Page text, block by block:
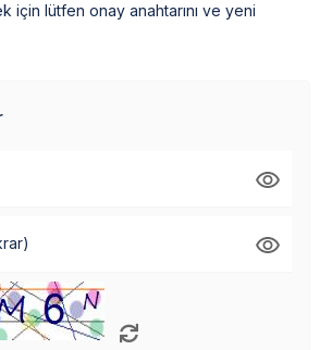
için lütfen onay anahtarını ve yeni